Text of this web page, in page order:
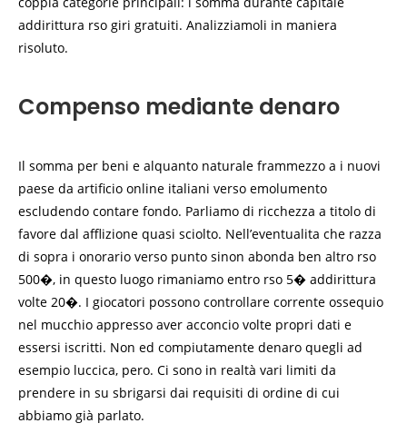
addirittura rso giri gratuiti. Analizziamoli in maniera
risoluto.
Compenso mediante denaro
Il somma per beni e alquanto naturale frammezzo a i nuovi
paese da artificio online italiani verso emolumento
escludendo contare fondo. Parliamo di ricchezza a titolo di
favore dal afflizione quasi sciolto. Nell’eventualita che razza
di sopra i onorario verso punto sinon abonda ben altro rso
500�, in questo luogo rimaniamo entro rso 5� addirittura
volte 20�. I giocatori possono controllare corrente ossequio
nel mucchio appresso aver acconcio volte propri dati e
essersi iscritti. Non ed compiutamente denaro quegli ad
esempio luccica, pero. Ci sono in realtà vari limiti da
prendere in su sbrigarsi dai requisiti di ordine di cui
abbiamo già parlato.